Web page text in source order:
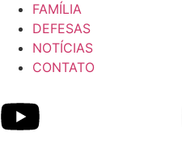
FAMÍLIA
DEFESAS
NOTÍCIAS
CONTATO